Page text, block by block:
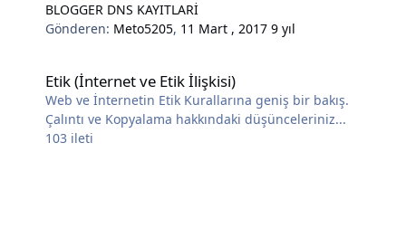
BLOGGER DNS KAYITLARİ
Gönderen: Meto5205, 11 Mart , 20179 yıl
Etik (İnternet ve Etik İlişkisi)
Web ve İnternetin Etik Kurallarına geniş bir bakış.
Çalıntı ve Kopyalama hakkındaki düşünceleriniz...
103 ileti